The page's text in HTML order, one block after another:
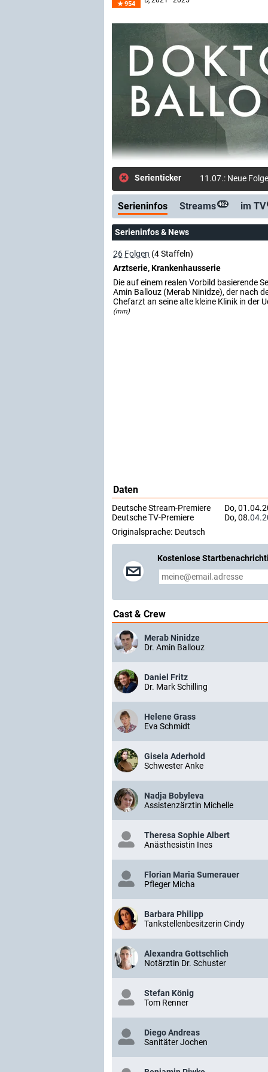
954
Serienticker 06.07.: Neue
Serieninfos Streams 462 im TV
Serieninfos & News
26 Folgen (4 Staffeln)
Arztserie, Krankenhausserie
Die auf einem realen Vorbild basierende
Amin Ballouz (Merab Ninidze), der nach
Chefarzt an seine alte kleine Klinik in der
(mm)
Daten
Deutsche Stream-Premiere
Do,
Deutsche TV-Premiere
Do, 08.
Originalsprache: Deutsch
Kostenlose
Cast & Crew
Merab Ninidze
Dr. Amin Ballouz
Daniel Fritz
Dr. Mark Schilling
Helene Grass
Eva Schmidt
Gisela Aderhold
Schwester Anke
Nadja Bobyleva
Assistenzärztin Michelle
Theresa Sophie Albert
Anästhesistin Ines
Florian Maria Sumerauer
Pfleger Micha
Barbara Philipp
Tankstellenbesitzerin Cindy
Alexandra Gottschlich
Notärztin Dr. Schuster
Stefan König
Tom Renner
Diego Andreas
Sanitäter Jochen